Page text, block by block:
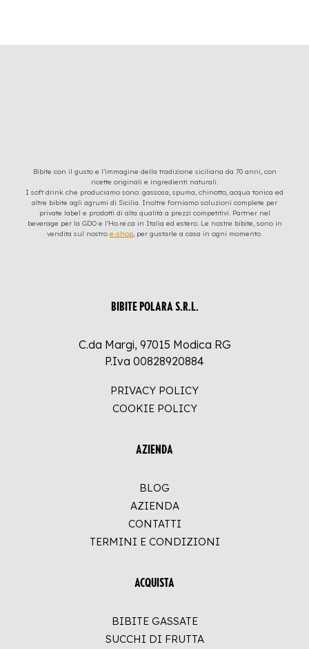
Bibite con il gusto e l’immagine della tradizione siciliana da 70 anni, con
ricette originali e ingredienti naturali.
I soft drink che produciamo sono: gassosa, spuma, chinotto, acqua tonica ed
altre bibite agli agrumi di Sicilia. Inoltre forniamo soluzioni complete per
private label e prodotti di alta qualità a prezzi competitivi. Partner nel
beverage per la GDO e l’Ho.re.ca in Italia ed estero. Le nostre bibite, sono in
vendita sul nostro e-shop, per gustarle a casa in ogni momento.
BIBITE POLARA S.R.L.
C.da Margi, 97015 Modica RG
P.Iva 00828920884
PRIVACY POLICY
COOKIE POLICY
AZIENDA
BLOG
AZIENDA
CONTATTI
TERMINI E CONDIZIONI
ACQUISTA
BIBITE GASSATE
SUCCHI DI FRUTTA